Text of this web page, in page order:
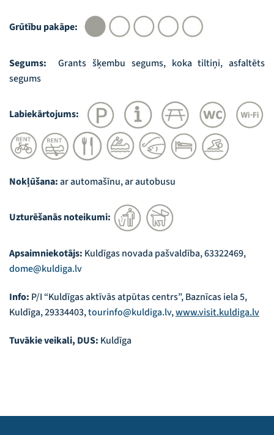
Grūtību pakāpe:
Segums:Grants šķembu segums, koka tiltiņi, asfaltēts
segums
Labiekārtojums:
Nokļūšana:ar automašīnu, ar autobusu
Uzturēšanās noteikumi:
Apsaimniekotājs: Kuldīgas novada pašvaldība, 63322469,
dome@kuldiga.lv
Info: P/I “Kuldīgas aktīvās atpūtas centrs”, Baznīcas iela 5,
Kuldīga, 29334403,tourinfo@kuldiga.lv,www.visit.kuldiga.lv
Tuvākie veikali, DUS: Kuldīga